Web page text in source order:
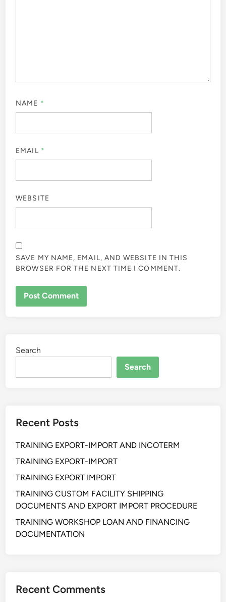
NAME *
EMAIL *
WEBSITE
SAVE MY NAME, EMAIL, AND WEBSITE IN THIS
BROWSER FOR THE NEXT TIME I COMMENT.
Search
Search
Recent Posts
TRAINING EXPORT-IMPORT AND INCOTERM
TRAINING EXPORT-IMPORT
TRAINING EXPORT IMPORT
TRAINING CUSTOM FACILITY SHIPPING
DOCUMENTS AND EXPORT IMPORT PROCEDURE
TRAINING WORKSHOP LOAN AND FINANCING
DOCUMENTATION
Recent Comments